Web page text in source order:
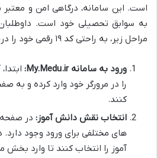
است. این سامانه، درگاهی امن و
به سوابق تحصیلی خود است.
مراحل زیر، به راحتی کد ۱۹ رقمی خود را دریافت کنند:
ورود به سامانه My.Medu.ir:
را در مرورگر خود وارد کرده و به
کنند.
انتخاب نقش دانش آموز: در صفحه
های مختلفی برای ورود وجود دارد.
آموز را انتخاب کنند تا وارد بخش